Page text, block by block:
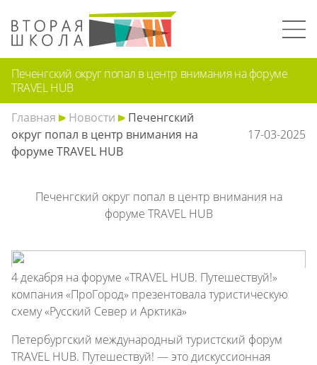
Печенгский округ попал в центр внимания на форуме
TRAVEL HUB
Главная
Новости
Печенгский
округ попал в центр внимания на
форуме TRAVEL HUB
17-03-2025
Печенгский округ попал в центр внимания на
форуме TRAVEL HUB
4 декабря на форуме «TRAVEL HUB. Путешествуй!»
компания «ПроГород» презентовала туристическую
схему «Русский Север и Арктика»
Петербургский международный туристский форум
TRAVEL HUB. Путешествуй! — это дискуссионная